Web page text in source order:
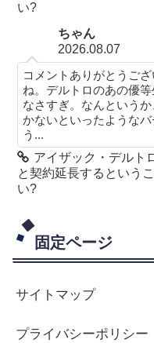
い?
ちゃん
2026.08.07
コメントありがとうご
ね。デルトロのあの優
なさすぎ。なんという
かないといったような
う...
アイザック・デルト
と契約延長するという
い?
固定ページ
サイトマップ
プライバシーポリシー